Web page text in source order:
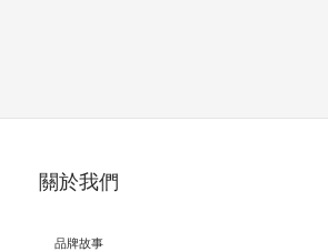
關於我們
品牌故事